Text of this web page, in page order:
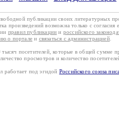
публикации своих литературных
произведений возможна только с
правил публикации и российского
о портале и связаться с администрацией.
посетителей, которые в общей
просмотров и количество
под эгидой Российского союза